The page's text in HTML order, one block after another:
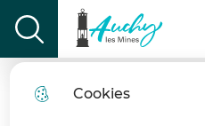
Cookies
menu
Aller à la
recherche
display the search field
Vigilance
Ville d'Auchy-les-